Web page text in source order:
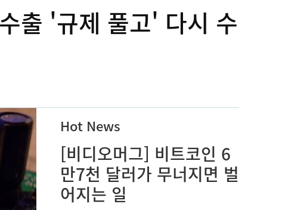
출 '규제 풀고' 다시 수
Hot News
[비디오머그] 비트코인 6
만7천 달러가 무너지면 벌
어지는 일